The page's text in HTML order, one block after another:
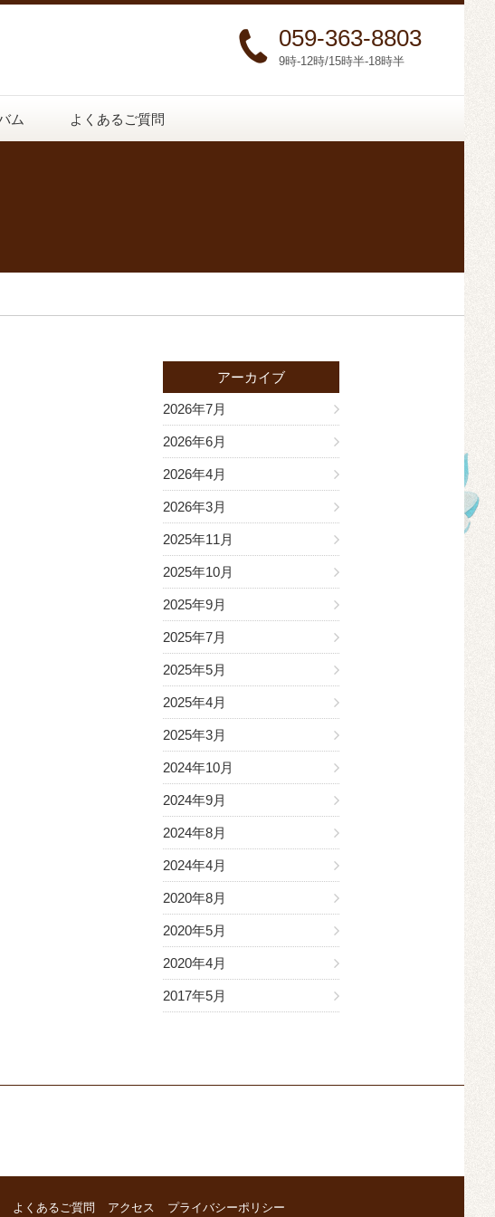
059-363-8803
9時-12時/15時半-18時半
ム よくあるご質問
アーカイブ
2026年7月
2026年6月
2026年4月
2026年3月
2025年11月
2025年10月
2025年9月
2025年7月
2025年5月
2025年4月
2025年3月
2024年10月
2024年9月
2024年8月
2024年4月
2020年8月
2020年5月
2020年4月
2017年5月
よくあるご質問 アクセス プライバシーポリシー